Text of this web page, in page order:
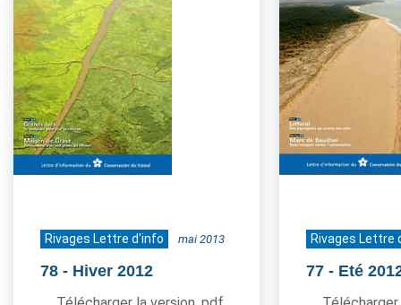
Rivages Lettre d'info mai 2013
78 - Hiver 2012
Rivages Lettre
77 - Eté